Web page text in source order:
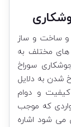
و ساخت و ساز
مختلف به
سوراخ
شدن به دلایل
و دوام
که موجب
می شود اشاره